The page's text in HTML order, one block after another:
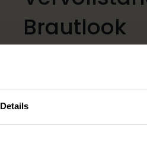
Details
Brautlook
Die perfekten
Ketten, Armbänder und
passen, oder ein
für deine Brautfrisur: Dein
komplett. In unserem